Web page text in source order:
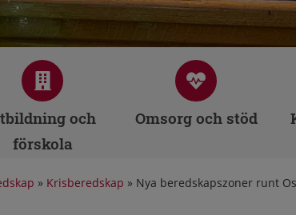
och
förskola
Omsorg och stöd
» Krisberedskap » Nya beredskapszoner runt